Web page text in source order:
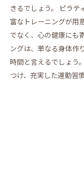
きるでしょう。 ピラ
富なトレーニングが用
でなく、心の健康にも
ングは、単なる身体作
時間と言えるでしょう
つけ、充実した運動習